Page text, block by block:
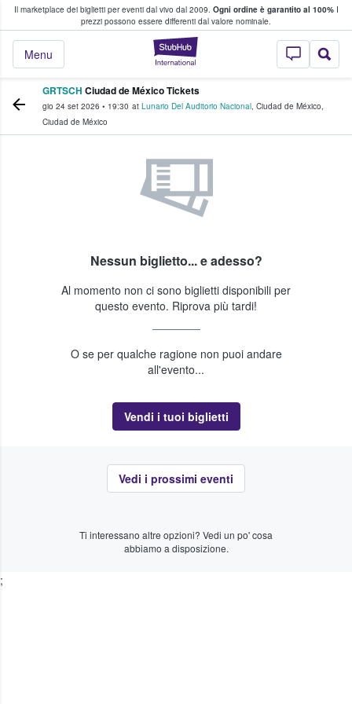
Il marketplace dei biglietti per eventi dal vivo dal 2009. Ogni ordine è garantito al 100%I
prezzi possono essere differenti dal valore nominale.
StubHub - Dove
Menu
fan comprano e vendono biglietti
GRTSCH Ciudad de México Tickets
gio 24 set 2026 • 19:30 at Lunario Del Auditorio Nacional, Ciudad de México,
Ciudad de México
Nessun biglietto... e adesso?
Al momento non ci sono biglietti disponibili per
questo evento. Riprova più tardi!
O se per qualche ragione non puoi andare
all'evento...
Vendi i tuoi biglietti
Vedi i prossimi eventi
Ti interessano altre opzioni? Vedi un po' cosa
abbiamo a disposizione.
;